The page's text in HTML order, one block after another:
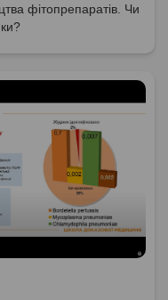
фітопрепаратів. Чи